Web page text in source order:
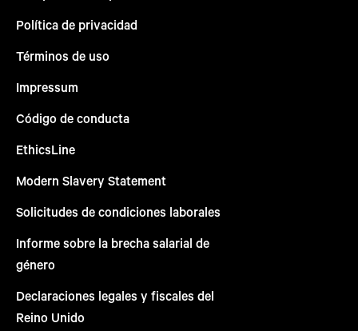
Política de privacidad
Términos de uso
Impressum
Código de conducta
EthicsLine
Modern Slavery Statement
Solicitudes de condiciones laborales
Informe sobre la brecha salarial de
género
Declaraciones legales y fiscales del
Reino Unido